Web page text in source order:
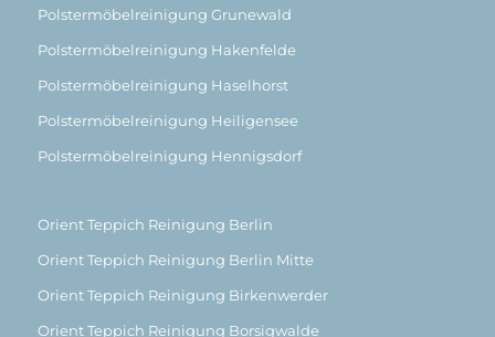
Polstermöbelreinigung Grunewald
Polstermöbelreinigung Hakenfelde
Polstermöbelreinigung Haselhorst
Polstermöbelreinigung Heiligensee
Polstermöbelreinigung Hennigsdorf
Orient Teppich Reinigung Berlin
Orient Teppich Reinigung Berlin Mitte
Orient Teppich Reinigung Birkenwerder
Orient Teppich Reinigung Borsigwalde